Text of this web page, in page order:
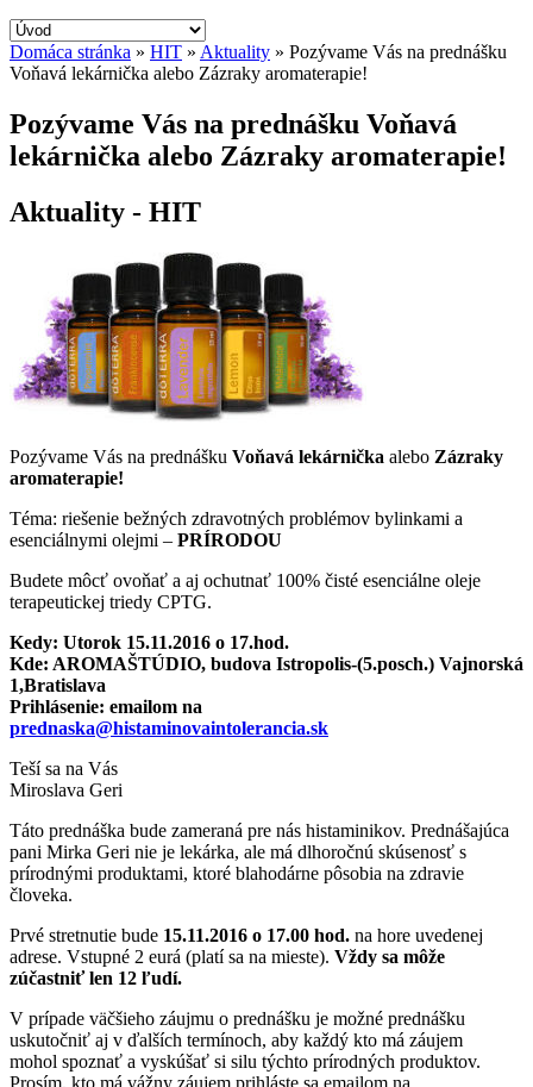
Domáca stránka » HIT » Aktuality » Pozývame Vás na prednášku
Voňavá lekárnička alebo Zázraky aromaterapie!
Pozývame Vás na prednášku Voňavá
lekárnička alebo Zázraky aromaterapie!
Aktuality - HIT
Pozývame Vás na prednášku Voňavá lekárnička alebo Zázraky
aromaterapie!
Téma: riešenie bežných zdravotných problémov bylinkami a
esenciálnymi olejmi – PRÍRODOU
Budete môcť ovoňať a aj ochutnať 100% čisté esenciálne oleje
terapeutickej triedy CPTG.
Kedy: Utorok 15.11.2016 o 17.hod.
Kde: AROMAŠTÚDIO, budova Istropolis-(5.posch.) Vajnorská
1,Bratislava
Prihlásenie: emailom na
prednaska@histaminovaintolerancia.sk
Teší sa na Vás
Miroslava Geri
Táto prednáška bude zameraná pre nás histaminikov. Prednášajúca
pani Mirka Geri nie je lekárka, ale má dlhoročnú skúsenosť s
prírodnými produktami, ktoré blahodárne pôsobia na zdravie
človeka.
Prvé stretnutie bude 15.11.2016 o 17.00 hod. na hore uvedenej
adrese. Vstupné 2 eurá (platí sa na mieste). Vždy sa môže
zúčastniť len 12 ľudí.
V prípade väčšieho záujmu o prednášku je možné prednášku
uskutočniť aj v ďalších termínoch, aby každý kto má záujem
mohol spoznať a vyskúšať si silu týchto prírodných produktov.
Prosím, kto má vážny záujem prihláste sa emailom na